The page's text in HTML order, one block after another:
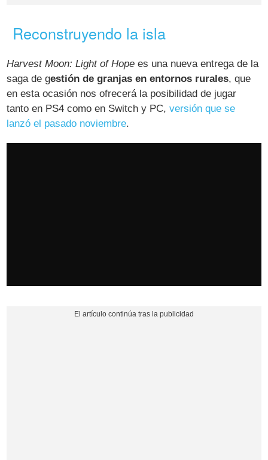
Reconstruyendo la isla
Harvest Moon: Light of Hope es una nueva entrega de la
saga de gestión de granjas en entornos rurales, que
en esta ocasión nos ofrecerá la posibilidad de jugar
tanto en PS4 como en Switch y PC,versión que se
lanzó el pasado noviembre.